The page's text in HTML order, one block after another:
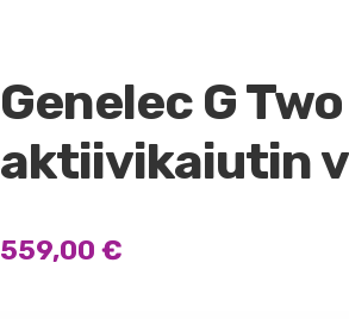
Genelec G
aktiivikaiutin
559,00 €